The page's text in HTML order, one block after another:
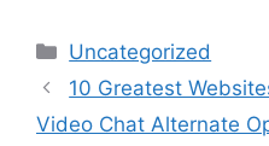
Categories
Uncategorized
10 Greatest
Video Chat Alternate